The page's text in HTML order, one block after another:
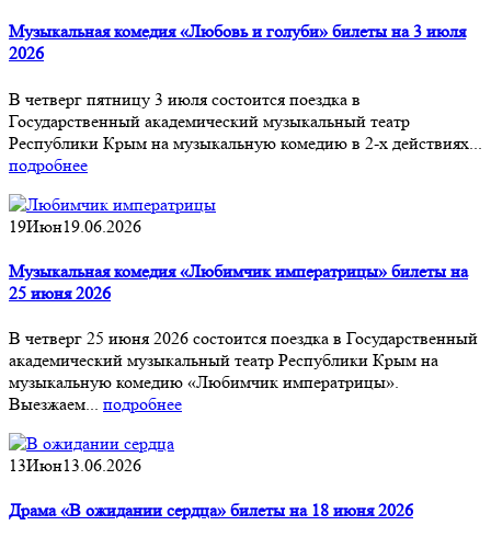
Музыкальная комедия «Любовь и голуби» билеты на 3 июля
2026
В четверг пятницу 3 июля состоится поездка в
Государственный академический музыкальный театр
Республики Крым на музыкальную комедию в 2-х действиях...
подробнее
19Июн19.06.2026
Музыкальная комедия «Любимчик императрицы» билеты на
25 июня 2026
В четверг 25 июня 2026 состоится поездка в Государственный
академический музыкальный театр Республики Крым на
музыкальную комедию «Любимчик императрицы».
Выезжаем... подробнее
13Июн13.06.2026
Драма «В ожидании сердца» билеты на 18 июня 2026